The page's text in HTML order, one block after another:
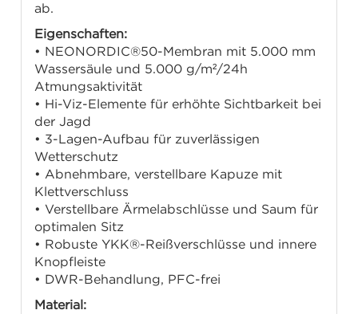
ab.
Eigenschaften:
• NEONORDIC®50-Membran mit 5.000 mm
Wassersäule und 5.000 g/m²/24h
Atmungsaktivität
• Hi-Viz-Elemente für erhöhte Sichtbarkeit bei
der Jagd
• 3-Lagen-Aufbau für zuverlässigen
Wetterschutz
• Abnehmbare, verstellbare Kapuze mit
Klettverschluss
• Verstellbare Ärmelabschlüsse und Saum für
optimalen Sitz
• Robuste YKK®-Reißverschlüsse und innere
Knopfleiste
• DWR-Behandlung, PFC-frei
Material: